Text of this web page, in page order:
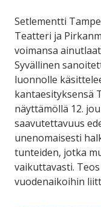
Setlementti
Teatteri ja
voimansa
Syvällinen
luonnolle
kantaesityksensä
näyttämöllä 12.
saavutettavuus
unenomaisesti
tunteiden, jotka
vaikuttavasti.
vuodenaikoihin